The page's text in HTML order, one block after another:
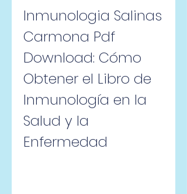
Inmunologia Salinas
Carmona Pdf
Download: Cómo
Obtener el Libro de
Inmunología en la
Salud y la
Enfermedad